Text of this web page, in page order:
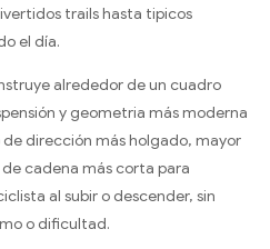
trails hasta tipicos
el d­ía.
alrededor de un cuadro
y geometr­ia más moderna
dirección más holgado, mayor
cadena más corta para
al subir o descender, sin
o dificultad.